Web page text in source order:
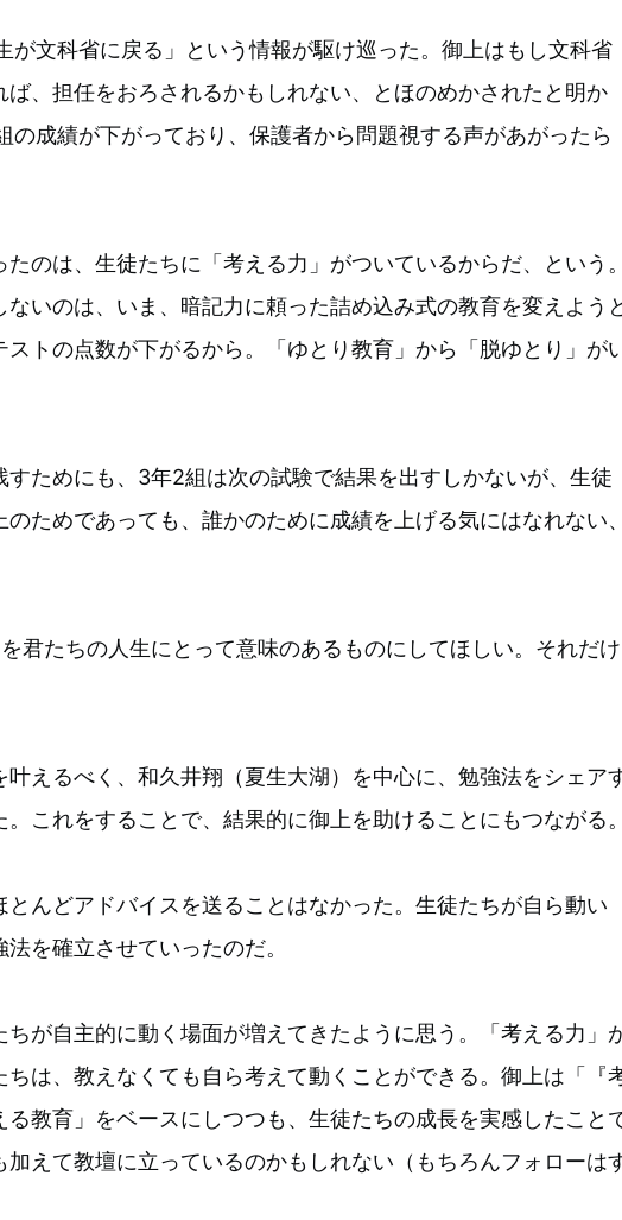
が文科省に戻る」という情報が駆け巡った。御上はもし文科省
ば、担任をおろされるかもしれない、とほのめかされたと明か
の成績が下がっており、保護者から問題視する声があがったら
のは、生徒たちに「考える力」がついているからだ、という。
いのは、いま、暗記力に頼った詰め込み式の教育を変えよう
ストの点数が下がるから。「ゆとり教育」から「脱ゆとり」が
すためにも、3年2組は次の試験で結果を出すしかないが、生徒
ためであっても、誰かのために成績を上げる気にはなれない、
を君たちの人生にとって意味のあるものにしてほしい。それだけ
叶えるべく、和久井翔（夏生大湖）を中心に、勉強法をシェア
これをすることで、結果的に御上を助けることにもつながる。
とんどアドバイスを送ることはなかった。生徒たちが自ら動い
を確立させていったのだ。
ちが自主的に動く場面が増えてきたように思う。「考える力」
ちは、教えなくても自ら考えて動くことができる。御上は「『
る教育」をベースにしつつも、生徒たちの成長を実感したこと
加えて教壇に立っているのかもしれない（もちろんフォローは